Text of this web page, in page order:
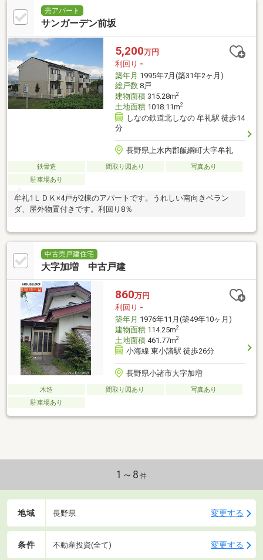
売アパート
サンガーデン前坂
5,200万円
利回り -
築年月 1995年7月(築31年2ヶ月)
総戸数8戸
建物面積315.28m2
土地面積1018.11m2
しなの鉄道北しなの 牟礼駅 徒歩14
分
長野県上水内郡飯綱町大字牟礼
鉄骨造 間取り図あり
写真あり
駐車場あり
牟礼1ＬＤＫ×4戸が2棟のアパートです。うれしい南向きベラン
ダ、屋外物置付きです。利回り8％
中古売戸建住宅
大字加増 中古戸建
860万円
利回り -
築年月 1976年11月(築49年10ヶ月)
建物面積114.25m2
土地面積461.77m2
小海線 東小諸駅 徒歩26分
長野県小諸市大字加増
木造 間取り図あり
写真あり
駐車場あり
1～8 件
地域 長野県 変更する
条件 不動産投資(全て) 変更する